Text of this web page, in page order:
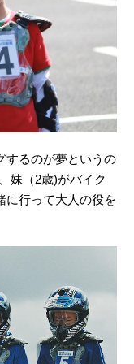
するのが夢というの
妹（2歳)がバイク
に行って大人の役を